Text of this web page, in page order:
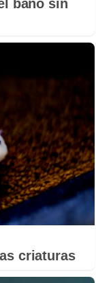
baño sin
criaturas